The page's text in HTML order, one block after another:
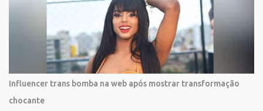
sobre amor. Todo carinho do mundo para a Dri da Trip que foi a
ponte disso tudo”, escreveu Gabriela. Gabriela classificou a capa
como linda e a matéria que envolvem 180 histórias (e corpos nus)
de gente que se apaixonou pela própria pele – como
extraordinária. O Pele Projetc tem como objetivo fotografar e
expor uma diversidade de corpos nus, ressaltando a beleza das
especificidades físicas. A atriz se tornou nacionalmente conhecida
após fazer uma participação especial na novela teen Malhação, da
Influencer trans bomba na web após mostrar transformação
chocante